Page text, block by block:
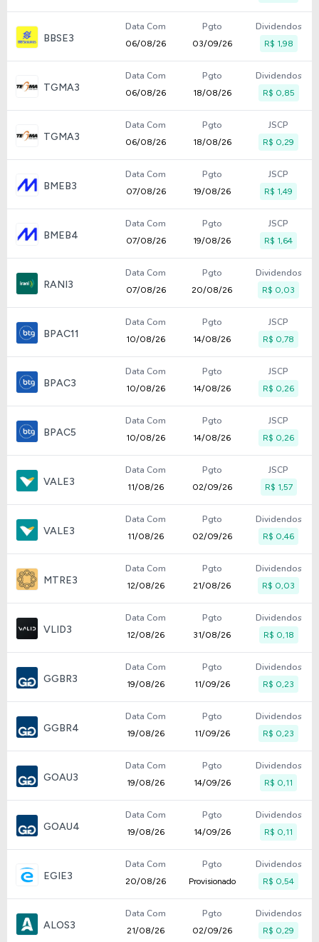
BBSE3
Data Com
06/08/26
Pgto
03/09/26
Dividendos
R$ 1,98
TGMA3
Data Com
06/08/26
Pgto
18/08/26
Dividendos
R$ 0,85
TGMA3
Data Com
06/08/26
Pgto
18/08/26
JSCP
R$ 0,29
BMEB3
Data Com
07/08/26
Pgto
19/08/26
JSCP
R$ 1,49
BMEB4
Data Com
07/08/26
Pgto
19/08/26
JSCP
R$ 1,64
RANI3
Data Com
07/08/26
Pgto
20/08/26
Dividendos
R$ 0,03
BPAC11
Data Com
10/08/26
Pgto
14/08/26
JSCP
R$ 0,78
BPAC3
Data Com
10/08/26
Pgto
14/08/26
JSCP
R$ 0,26
BPAC5
Data Com
10/08/26
Pgto
14/08/26
JSCP
R$ 0,26
VALE3
Data Com
11/08/26
Pgto
02/09/26
JSCP
R$ 1,57
VALE3
Data Com
11/08/26
Pgto
02/09/26
Dividendos
R$ 0,46
MTRE3
Data Com
12/08/26
Pgto
21/08/26
Dividendos
R$ 0,03
VLID3
Data Com
12/08/26
Pgto
31/08/26
Dividendos
R$ 0,18
GGBR3
Data Com
19/08/26
Pgto
11/09/26
Dividendos
R$ 0,23
GGBR4
Data Com
19/08/26
Pgto
11/09/26
Dividendos
R$ 0,23
GOAU3
Data Com
19/08/26
Pgto
14/09/26
Dividendos
R$ 0,11
GOAU4
Data Com
19/08/26
Pgto
14/09/26
Dividendos
R$ 0,11
EGIE3
Data Com
20/08/26
Pgto
Provisionado
Dividendos
R$ 0,54
ALOS3
Data Com
21/08/26
Pgto
02/09/26
Dividendos
R$ 0,29